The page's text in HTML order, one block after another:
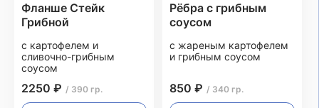
Фланше Стейк
Грибной
с картофелем и
сливочно-грибным
соусом
2250 ₽ / 390 гр.
Рёбра с грибным
соусом
с жареным картофелем
и грибным соусом
850 ₽ / 340 гр.